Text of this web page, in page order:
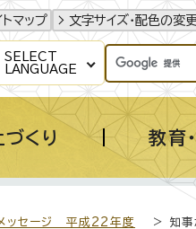
トマップ 文字サイズ・配色の変更
SELECT
LANGUAGE
くり 教育
ッセージ 平成22年度 > 知事